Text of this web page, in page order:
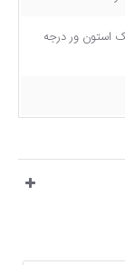
استون ور درجه